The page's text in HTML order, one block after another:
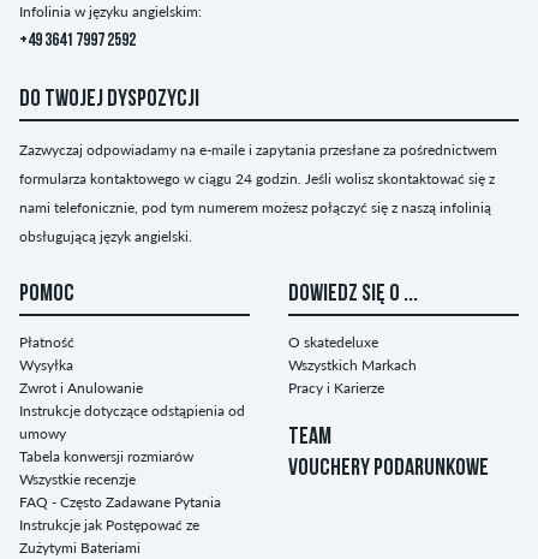
Infolinia w języku angielskim:
+49 3641 7997 2592
DO TWOJEJ DYSPOZYCJI
Zazwyczaj odpowiadamy na e-maile i zapytania przesłane za pośrednictwem
formularza kontaktowego w ciągu 24 godzin. Jeśli wolisz skontaktować się z
nami telefonicznie, pod tym numerem możesz połączyć się z naszą infolinią
obsługującą język angielski.
POMOC
Płatność
Wysyłka
Zwrot i Anulowanie
Instrukcje dotyczące odstąpienia od
umowy
Tabela konwersji rozmiarów
Wszystkie recenzje
FAQ - Często Zadawane Pytania
Instrukcje jak Postępować ze
Zużytymi Bateriami
DOWIEDZ SIĘ O ...
O skatedeluxe
Wszystkich Markach
Pracy i Karierze
TEAM
VOUCHERY PODARUNKOWE